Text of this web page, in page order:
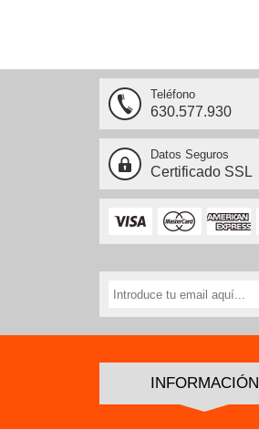
Teléfono
630.577.930
Datos Seguros
Certificado SSL
INFORMACIÓN